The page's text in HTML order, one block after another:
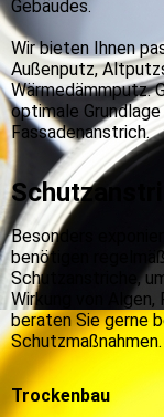
Gebäudes.
Wir bieten Ihnen
Außenputz,
Wärmedämmputz.
optimale
Fassadenanstrich.
Besonders
benötigen
Schutzanstriche,
Wirkung von
beraten Sie gerne
Schutzmaßnahmen.
Trockenbau